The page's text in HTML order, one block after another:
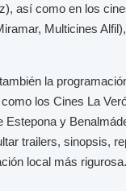
así como en los
Multicines Alfil),
la
los Cines La
Estepona y
trailers, sinopsis,
local más rigurosa.